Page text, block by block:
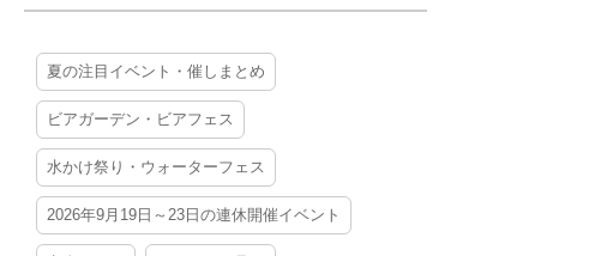
夏の注目イベント・催しまとめ
ビアガーデン・ビアフェス
水かけ祭り・ウォーターフェス
2026年9月19日～23日の連休開催イベント